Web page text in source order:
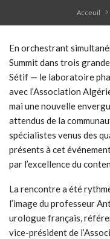
Acceuil
En orchestrant
Summit dans trois
Sétif — le laboratoire
avec l’Association
mai une nouvelle
attendus de la
spécialistes venus des
présents à cet
par l’excellence du
La rencontre a été
l’image du professeur
urologue français,
vice-président de